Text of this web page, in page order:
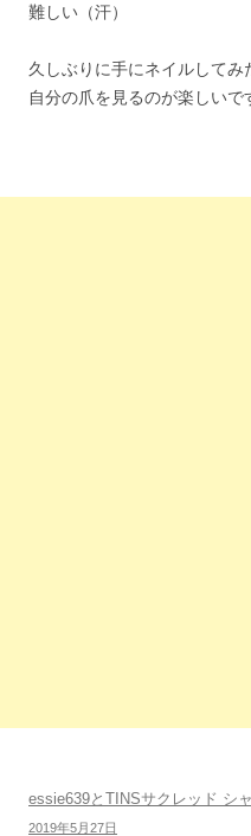
難しい（汗）
久しぶりに手にネイルしてみ
自分の爪を見るのが楽しい
essie639とTINSサクレッド シ
2019年5月27日